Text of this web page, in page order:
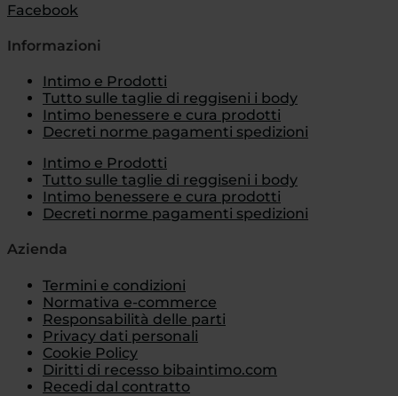
Facebook
Informazioni
Intimo e Prodotti
Tutto sulle taglie di reggiseni i body
Intimo benessere e cura prodotti
Decreti norme pagamenti spedizioni
Intimo e Prodotti
Tutto sulle taglie di reggiseni i body
Intimo benessere e cura prodotti
Decreti norme pagamenti spedizioni
Azienda
Termini e condizioni
Normativa e-commerce
Responsabilità delle parti
Privacy dati personali
Cookie Policy
Diritti di recesso bibaintimo.com
Recedi dal contratto